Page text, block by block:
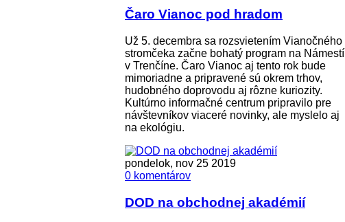
Čaro Vianoc pod hradom
Už 5. decembra sa rozsvietením Vianočného
stromčeka začne bohatý program na Námestí
v Trenčíne. Čaro Vianoc aj tento rok bude
mimoriadne a pripravené sú okrem trhov,
hudobného doprovodu aj rôzne kuriozity.
Kultúrno informačné centrum pripravilo pre
návštevníkov viaceré novinky, ale myslelo aj
na ekológiu.
pondelok, nov 25 2019
0 komentárov
DOD na obchodnej akadémií